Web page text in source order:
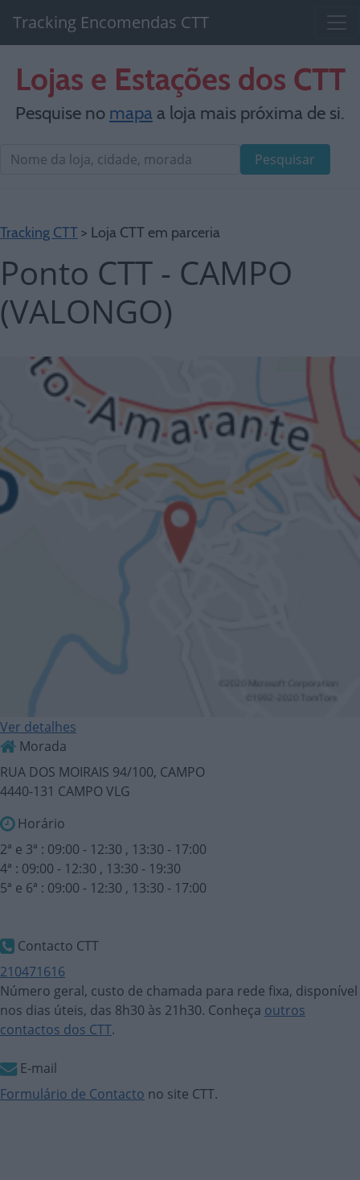
Tracking Encomendas CTT
Lojas e Estações dos CTT
Pesquise no mapaa loja mais próxima de si.
Pesquisar
Tracking CTT > Loja CTT em parceria
Ponto CTT - CAMPO
(VALONGO)
Ver detalhes
Morada
RUA DOS MOIRAIS 94/100, CAMPO
4440-131 CAMPO VLG
Horário
2ª e 3ª : 09:00 - 12:30 , 13:30 - 17:00
4ª : 09:00 - 12:30 , 13:30 - 19:30
5ª e 6ª : 09:00 - 12:30 , 13:30 - 17:00
Contacto CTT
210471616
Número geral, custo de chamada para rede fixa, disponível
nos dias úteis, das 8h30 às 21h30. Conheça outros
contactos dos CTT.
E-mail
Formulário de Contacto no site CTT.